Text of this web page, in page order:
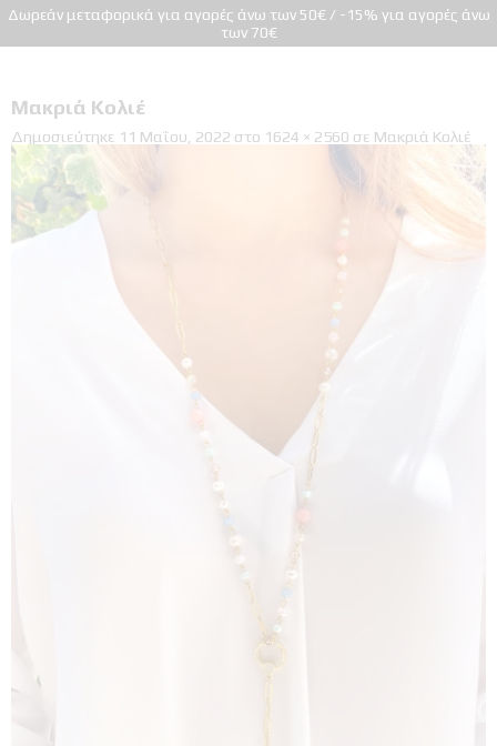
Δωρεάν μεταφορικά για αγορές άνω των 50€ / -15% για αγορές άνω
των 70€
Μακριά Κολιέ
Δημοσιεύτηκε 11 Μαΐου, 2022 στο 1624 × 2560 σε Μακριά Κολιέ